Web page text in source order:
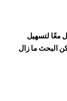
معًا لتسهيل
البحث ما زال